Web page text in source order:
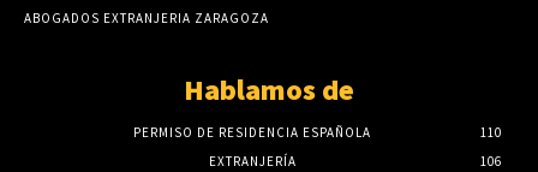
ABOGADOS EXTRANJERIA ZARAGOZA
Hablamos de
PERMISO DE RESIDENCIA ESPAÑOLA
110
EXTRANJERÍA
106